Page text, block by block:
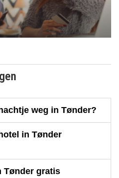
weg in Tønder?
in Tønder
Tønder gratis